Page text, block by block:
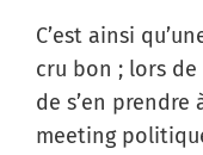
C’est ainsi
cru bon ; lors
de s’en prendre
meeting